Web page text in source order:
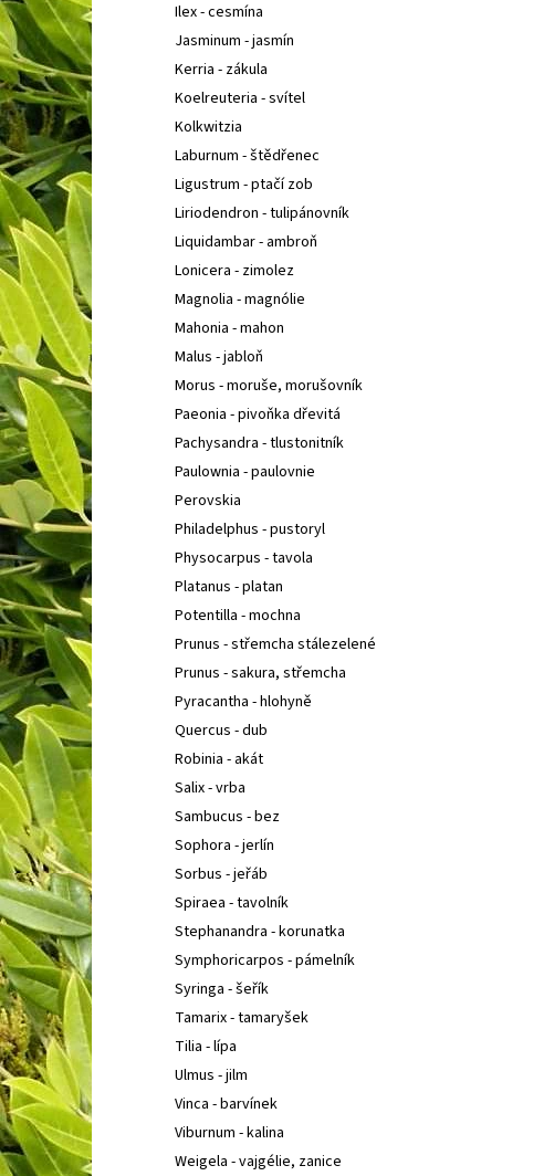
Ilex - cesmína
Jasminum - jasmín
Kerria - zákula
Koelreuteria - svítel
Kolkwitzia
Laburnum - štědřenec
Ligustrum - ptačí zob
Liriodendron - tulipánovník
Liquidambar - ambroň
Lonicera - zimolez
Magnolia - magnólie
Mahonia - mahon
Malus - jabloň
Morus - moruše, morušovník
Paeonia - pivoňka dřevitá
Pachysandra - tlustonitník
Paulownia - paulovnie
Perovskia
Philadelphus - pustoryl
Physocarpus - tavola
Platanus - platan
Potentilla - mochna
Prunus - střemcha stálezelené
Prunus - sakura, střemcha
Pyracantha - hlohyně
Quercus - dub
Robinia - akát
Salix - vrba
Sambucus - bez
Sophora - jerlín
Sorbus - jeřáb
Spiraea - tavolník
Stephanandra - korunatka
Symphoricarpos - pámelník
Syringa - šeřík
Tamarix - tamaryšek
Tilia - lípa
Ulmus - jilm
Vinca - barvínek
Viburnum - kalina
Weigela - vajgélie, zanice